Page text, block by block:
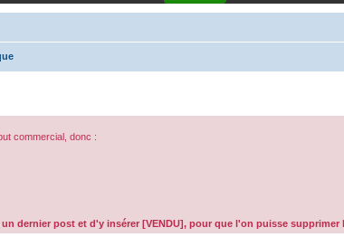
commercial, donc :
dernier post et d'y insérer [VENDU], pour que l'on puisse supprimer